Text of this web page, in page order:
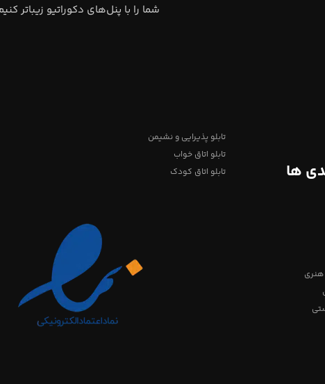
ها
هنری
شما را با پنل‌های دکوراتیو زیباتر
تابلو پذیرایی و نشیمن
تابلو اتاق خواب
تابلو اتاق کودک